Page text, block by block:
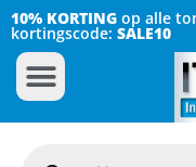
10% KORTING op alle
kortingscode: SALE10